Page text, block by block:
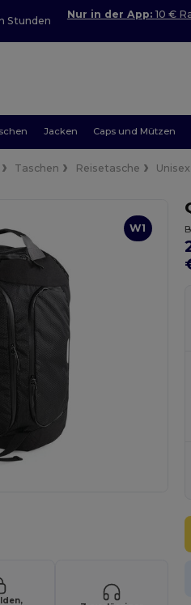
Stunden
Nur in der App: 10 €
Jacken Caps und Mützen
Taschen Reisetasche Unisex
W1